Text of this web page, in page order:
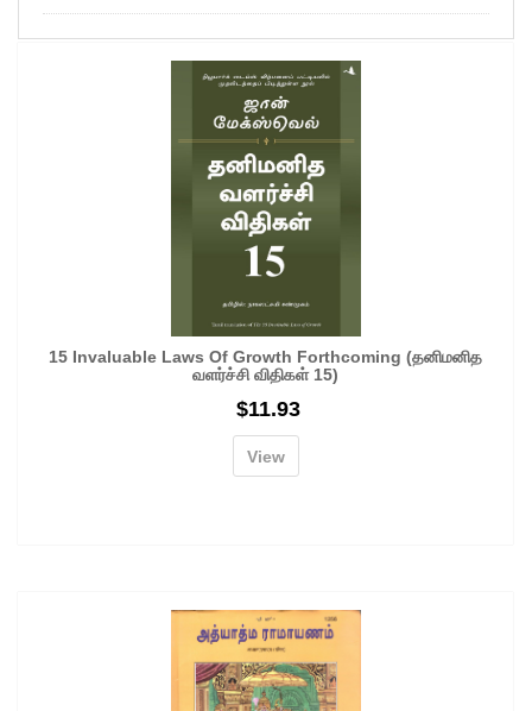
15 Invaluable Laws Of Growth Forthcoming (தனிமனித
வளர்ச்சி விதிகள் 15)
$11.93
View